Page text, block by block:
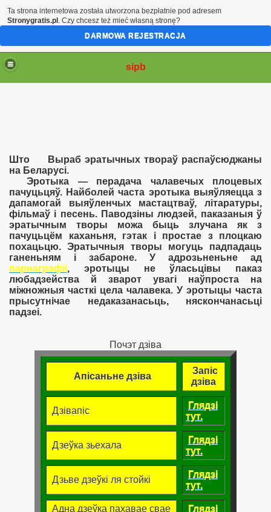
sipb
Што Выраб эратычных твораў распаўсюджаны
на Беларусі.
Эротыка — перадача чалавечых плоцевых
пачуцьцяў. Найболей часта эротыка выяўляецца з
дапамогай выяўленчых мастацтваў, літаратуры,
фільмаў і песень. Паводзіны людзей, паказаныя ў
эратычным творы можа быць злучана як з
пачуцьцём каханьня, гэтак і простае з плоцкаю
похацьцю. Эратычныя творы могуць падпадаць
ганеньням і забароне. У адрозьненьне ад
парнаграфіі, эротыцы не ўласьцівы паказ
любадзейства й зварот увагі наўпроста на
міжножныя часткі цела чалавека. У эротыцы часта
прысутнічае недаказанасьць, няскончанасьці
падзеі.
Почэт дзіва
Апісаньне дзіва
Запіс
дзіва
Дзівапіс
Глядзі
тут.
Дзеўка зьехала
Глядзі
тут.
Дзьве дзеўкі ля стойкі
Глядзі
тут.
Адна дзеўка пахавае свае
Глядзі
Ta strona internetowa została utworzona bezpłatnie pod adresem
Stronygratis.pl . Czy chcesz też mieć własną stronę?
DARMOWA REJESTRACJA